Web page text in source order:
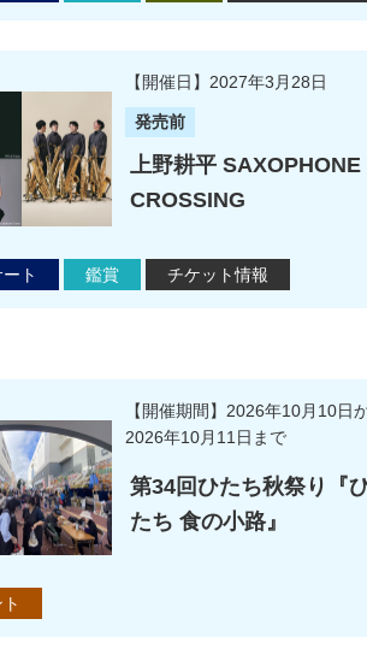
【開催日】2027年3月28日
発売前
上野耕平 SAXOPHONE
CROSSING
ト 鑑賞 チケット情報
【開催期間】2026年10月10日
2026年10月11日まで
第34回ひたち秋祭り『
たち 食の小路』